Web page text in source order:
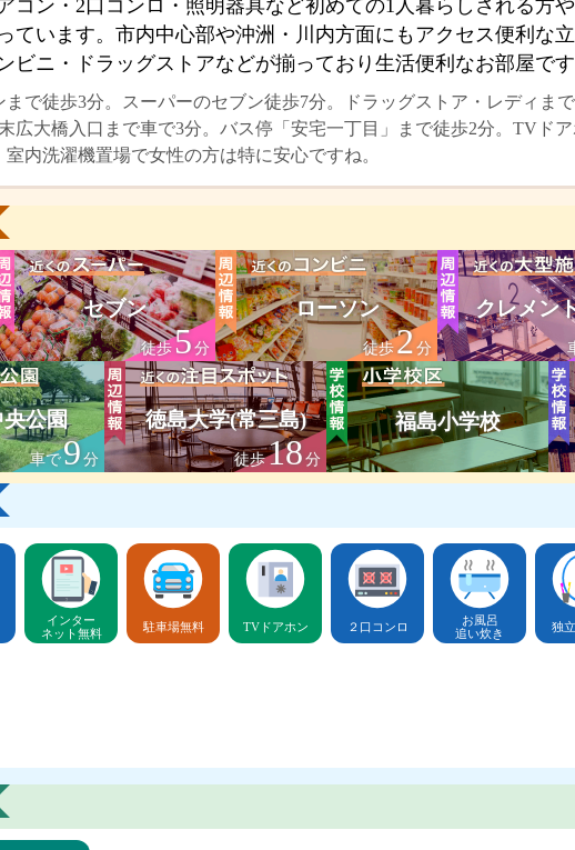
コン・2口コンロ・照明器具など初めての1人暮らしされる方
ています。市内中心部や沖洲・川内方面にもアクセス便利な
ビニ・ドラッグストアなどが揃っており生活便利なお部屋で
まで徒歩3分。スーパーのセブン徒歩7分。ドラッグストア・レディま
広大橋入口まで車で3分。バス停「安宅一丁目」まで徒歩2分。TVド
室内洗濯機置場で女性の方は特に安心ですね。
セブン
徒歩5分
ローソン
徒歩2分
クレメン
公園
車で9分
徳島大学(常三島)
徒歩18分
福島小学校
インター
ネット無料
駐車場無料 TVドアホン ２口コンロ
お風呂
追い炊き
独